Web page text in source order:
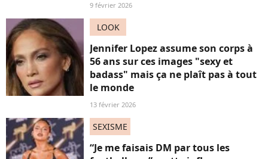
9 février 2026
LOOK
Jennifer Lopez assume son corps à
56 ans sur ces images "sexy et
badass" mais ça ne plaît pas à tout
le monde
13 février 2026
SEXISME
“Je me faisais DM par tous les